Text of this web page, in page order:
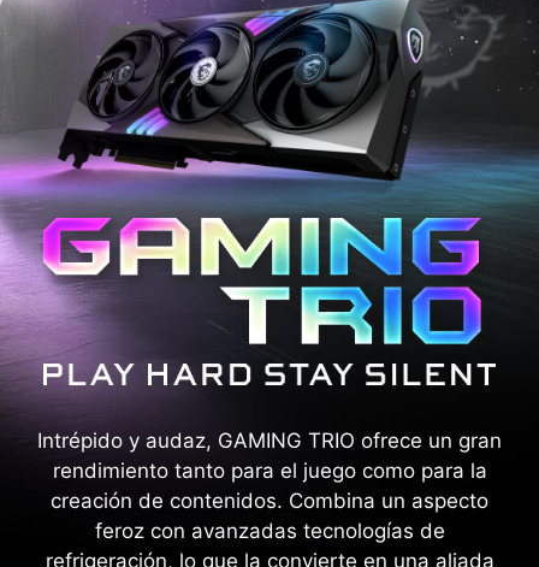
Intrépido y audaz, GAMING TRIO ofrece un gran
rendimiento tanto para el juego como para la
creación de contenidos. Combina un aspecto
feroz con avanzadas tecnologías de
refrigeración, lo que la convierte en una aliada